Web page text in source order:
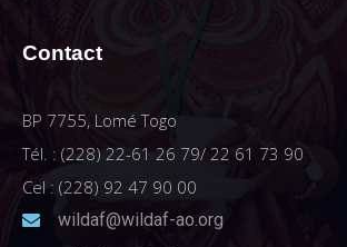
Contact
BP 7755, Lomé Togo
Tél. : (228) 22-61 26 79/ 22 61 73 90
Cel : (228) 92 47 90 00
wildaf@wildaf-ao.org